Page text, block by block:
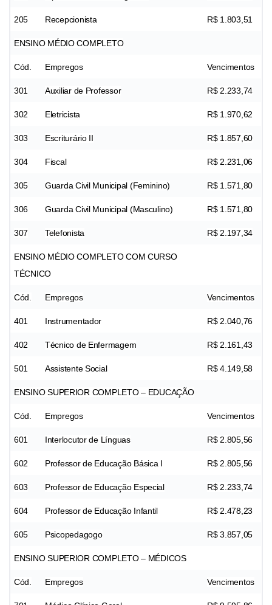
205 Recepcionista R$ 1.803,51
ENSINO MÉDIO COMPLETO
Cód. Empregos Vencimentos
301 Auxiliar de Professor R$ 2.233,74
302 Eletricista R$ 1.970,62
303 Escriturário II R$ 1.857,60
304 Fiscal R$ 2.231,06
305 Guarda Civil Municipal (Feminino) R$ 1.571,80
306 Guarda Civil Municipal (Masculino) R$ 1.571,80
307 Telefonista R$ 2.197,34
ENSINO MÉDIO COMPLETO COM CURSO
TÉCNICO
Cód. Empregos Vencimentos
401 Instrumentador R$ 2.040,76
402 Técnico de Enfermagem R$ 2.161,43
501 Assistente Social R$ 4.149,58
ENSINO SUPERIOR COMPLETO – EDUCAÇÃO
Cód. Empregos Vencimentos
601 Interlocutor de Línguas R$ 2.805,56
602 Professor de Educação Básica I R$ 2.805,56
603 Professor de Educação Especial R$ 2.233,74
604 Professor de Educação Infantil R$ 2.478,23
605 Psicopedagogo R$ 3.857,05
ENSINO SUPERIOR COMPLETO – MÉDICOS
Cód. Empregos Vencimentos